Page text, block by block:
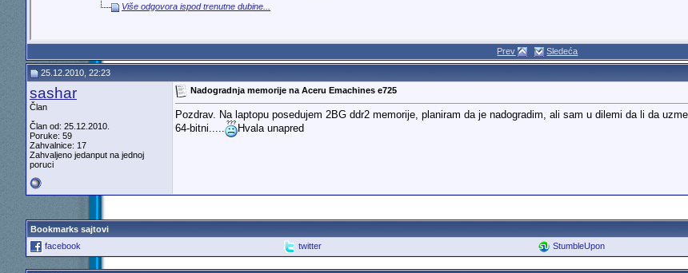
Više odgovora ispod trenutne dubine...
Prev Sledeća
25.12.2010, 22:23
sashar
Član
Član od: 25.12.2010.
Poruke: 59
Zahvalnice: 17
Zahvaljeno jedanput na jednoj
poruci
Nadogradnja memorije na Aceru Emachines e725
Pozdrav. Na laptopu posedujem 2BG ddr2 memorije, planiram da je nadogradim, ali sam u dilemi da li da
64-bitni.....
Hvala unapred
Bookmarks sajtovi
facebook
twitter StumbleUpon